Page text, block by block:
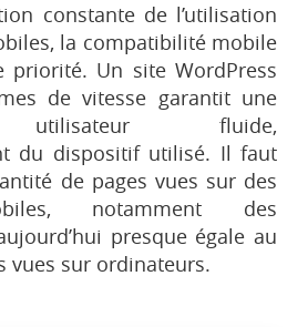
constante de l’utilisation
la compatibilité mobile
priorité. Un site WordPress
de vitesse garantit une
utilisateur fluide,
du dispositif utilisé. Il faut
de pages vues sur des
notamment des
presque égale au
vues sur ordinateurs.